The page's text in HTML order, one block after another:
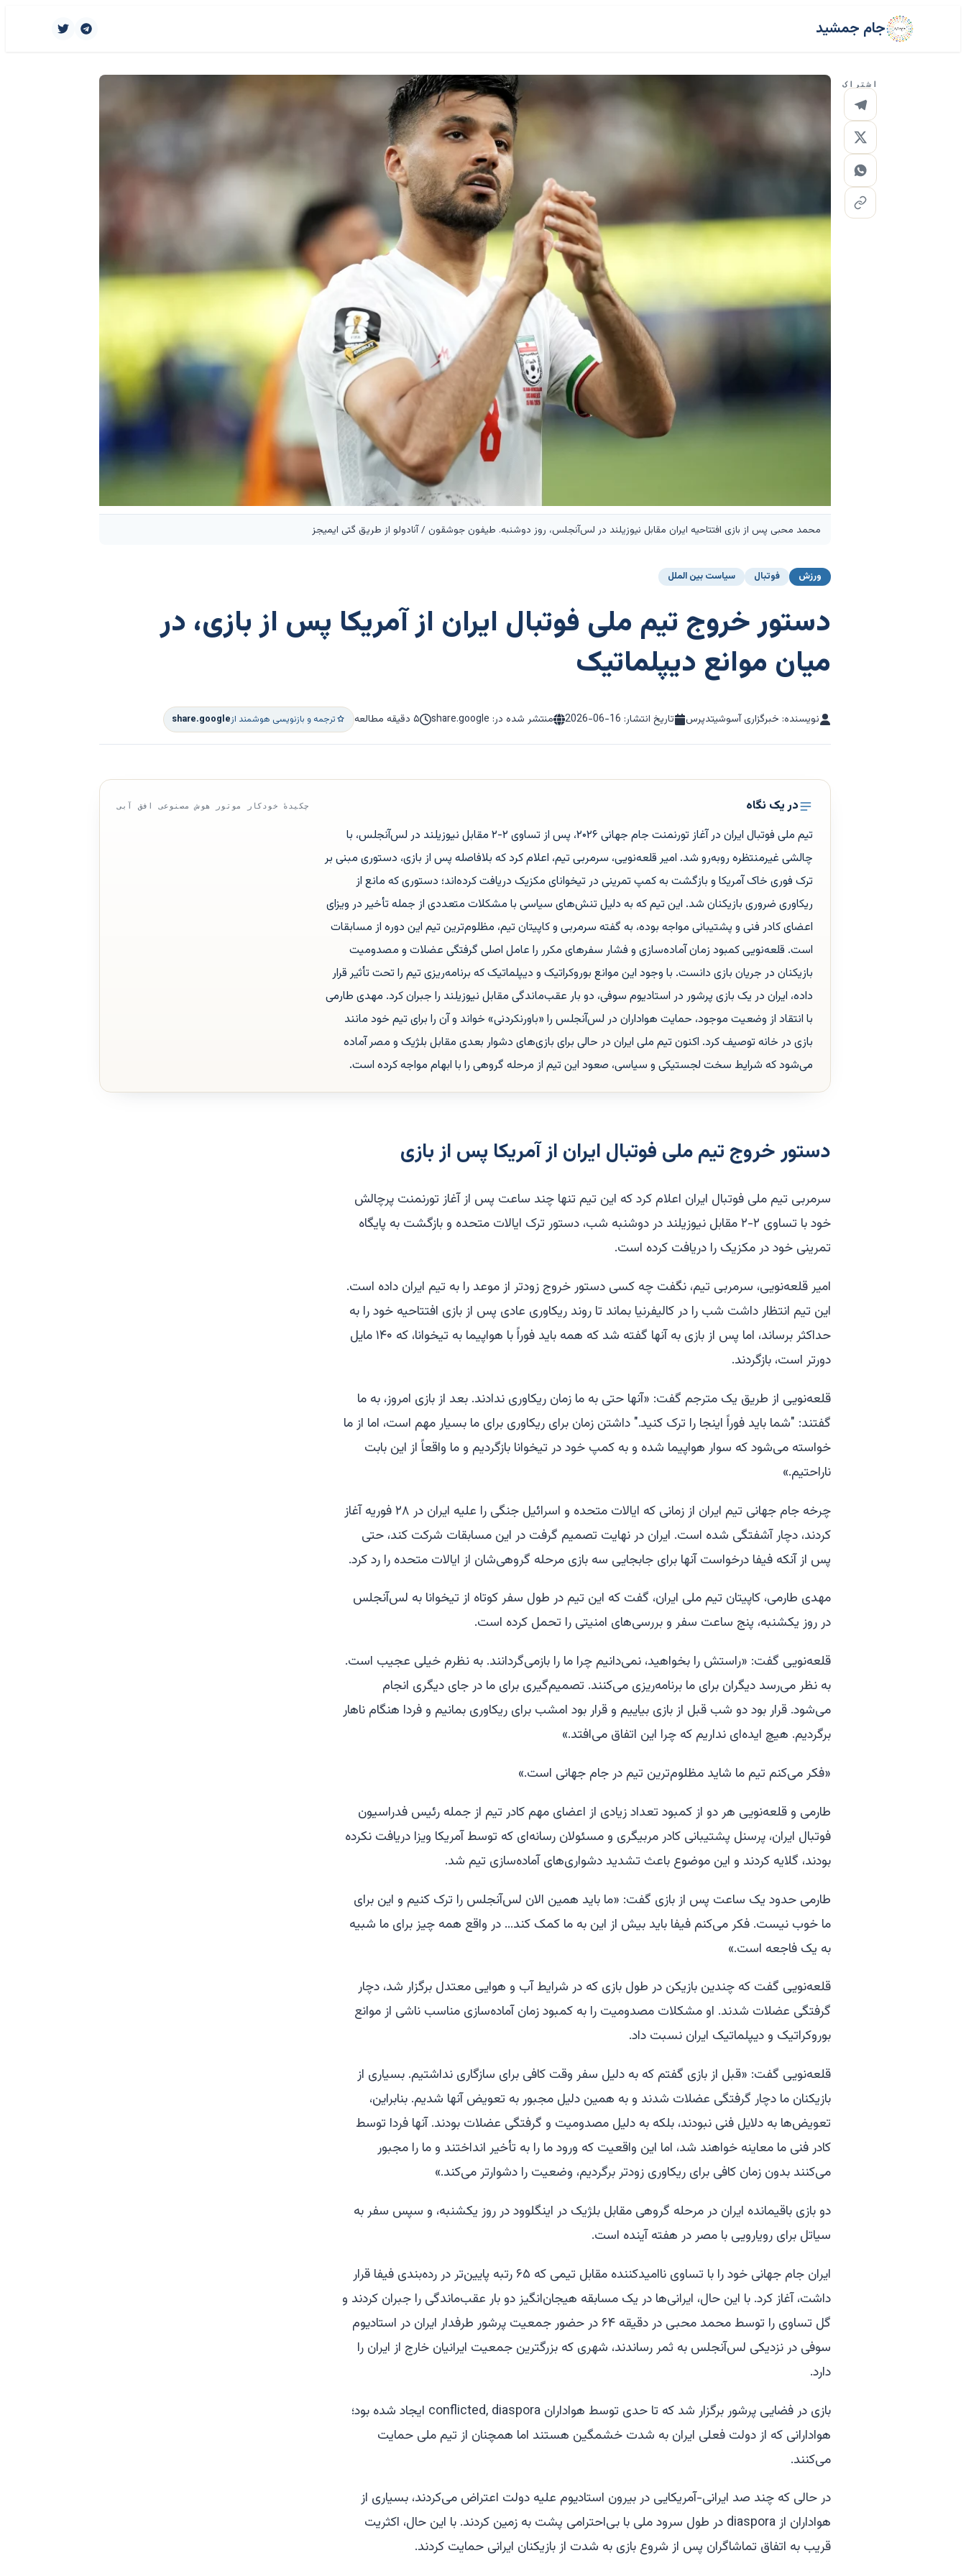
جام جمشید
اشتراک
محمد محبی پس از بازی افتتاحیه ایران مقابل نیوزیلند در لس‌آنجلس، روز دوشنبه. طیفون جوشقون / آنادولو از طریق گتی ایمیجز
ورزش فوتبال سیاست بین الملل
دستور خروج تیم ملی فوتبال ایران از آمریکا پس از بازی، در
میان موانع دیپلماتیک
نویسنده: خبرگزاری آسوشیتدپرس تاریخ انتشار: 2026-06-16 منتشر شده در: share.google ۵ دقیقه مطالعه ترجمه و بازنویسی هوشمند ازshare.google
در یک نگاه چکیدهٔ خودکار موتور هوش مصنوعی افق آبی
تیم ملی فوتبال ایران در آغاز تورنمنت جام جهانی ۲۰۲۶، پس از تساوی ۲-۲ مقابل نیوزیلند در لس‌آنجلس، با
چالشی غیرمنتظره روبه‌رو شد. امیر قلعه‌نویی، سرمربی تیم، اعلام کرد که بلافاصله پس از بازی، دستوری مبنی بر
ترک فوری خاک آمریکا و بازگشت به کمپ تمرینی در تیخوانای مکزیک دریافت کرده‌اند؛ دستوری که مانع از
ریکاوری ضروری بازیکنان شد. این تیم که به دلیل تنش‌های سیاسی با مشکلات متعددی از جمله تأخیر در ویزای
اعضای کادر فنی و پشتیبانی مواجه بوده، به گفته سرمربی و کاپیتان تیم، مظلوم‌ترین تیم این دوره از مسابقات
است. قلعه‌نویی کمبود زمان آماده‌سازی و فشار سفرهای مکرر را عامل اصلی گرفتگی عضلات و مصدومیت
بازیکنان در جریان بازی دانست. با وجود این موانع بوروکراتیک و دیپلماتیک که برنامه‌ریزی تیم را تحت تأثیر قرار
داده، ایران در یک بازی پرشور در استادیوم سوفی، دو بار عقب‌ماندگی مقابل نیوزیلند را جبران کرد. مهدی طارمی
با انتقاد از وضعیت موجود، حمایت هواداران در لس‌آنجلس را «باورنکردنی» خواند و آن را برای تیم خود مانند
بازی در خانه توصیف کرد. اکنون تیم ملی ایران در حالی برای بازی‌های دشوار بعدی مقابل بلژیک و مصر آماده
می‌شود که شرایط سخت لجستیکی و سیاسی، صعود این تیم از مرحله گروهی را با ابهام مواجه کرده است.
دستور خروج تیم ملی فوتبال ایران از آمریکا پس از بازی
سرمربی تیم ملی فوتبال ایران اعلام کرد که این تیم تنها چند ساعت پس از آغاز تورنمنت پرچالش
خود با تساوی ۲-۲ مقابل نیوزیلند در دوشنبه شب، دستور ترک ایالات متحده و بازگشت به پایگاه
تمرینی خود در مکزیک را دریافت کرده است.
امیر قلعه‌نویی، سرمربی تیم، نگفت چه کسی دستور خروج زودتر از موعد را به تیم ایران داده است.
این تیم انتظار داشت شب را در کالیفرنیا بماند تا روند ریکاوری عادی پس از بازی افتتاحیه خود را به
حداکثر برساند، اما پس از بازی به آنها گفته شد که همه باید فوراً با هواپیما به تیخوانا، که ۱۴۰ مایل
دورتر است، بازگردند.
قلعه‌نویی از طریق یک مترجم گفت: «آنها حتی به ما زمان ریکاوری ندادند. بعد از بازی امروز، به ما
گفتند: "شما باید فوراً اینجا را ترک کنید." داشتن زمان برای ریکاوری برای ما بسیار مهم است، اما از ما
خواسته می‌شود که سوار هواپیما شده و به کمپ خود در تیخوانا بازگردیم و ما واقعاً از این بابت
ناراحتیم.»
چرخه جام جهانی تیم ایران از زمانی که ایالات متحده و اسرائیل جنگی را علیه ایران در ۲۸ فوریه آغاز
کردند، دچار آشفتگی شده است. ایران در نهایت تصمیم گرفت در این مسابقات شرکت کند، حتی
پس از آنکه فیفا درخواست آنها برای جابجایی سه بازی مرحله گروهی‌شان از ایالات متحده را رد کرد.
مهدی طارمی، کاپیتان تیم ملی ایران، گفت که این تیم در طول سفر کوتاه از تیخوانا به لس‌آنجلس
در روز یکشنبه، پنج ساعت سفر و بررسی‌های امنیتی را تحمل کرده است.
قلعه‌نویی گفت: «راستش را بخواهید، نمی‌دانیم چرا ما را بازمی‌گردانند. به نظرم خیلی عجیب است.
به نظر می‌رسد دیگران برای ما برنامه‌ریزی می‌کنند. تصمیم‌گیری برای ما در جای دیگری انجام
می‌شود. قرار بود دو شب قبل از بازی بیاییم و قرار بود امشب برای ریکاوری بمانیم و فردا هنگام ناهار
برگردیم. هیچ ایده‌ای نداریم که چرا این اتفاق می‌افتد.»
«فکر می‌کنم تیم ما شاید مظلوم‌ترین تیم در جام جهانی است.»
طارمی و قلعه‌نویی هر دو از کمبود تعداد زیادی از اعضای مهم کادر تیم از جمله رئیس فدراسیون
فوتبال ایران، پرسنل پشتیبانی کادر مربیگری و مسئولان رسانه‌ای که توسط آمریکا ویزا دریافت نکرده
بودند، گلایه کردند و این موضوع باعث تشدید دشواری‌های آماده‌سازی تیم شد.
طارمی حدود یک ساعت پس از بازی گفت: «ما باید همین الان لس‌آنجلس را ترک کنیم و این برای
ما خوب نیست. فکر می‌کنم فیفا باید بیش از این به ما کمک کند... در واقع همه چیز برای ما شبیه
به یک فاجعه است.»
قلعه‌نویی گفت که چندین بازیکن در طول بازی که در شرایط آب و هوایی معتدل برگزار شد، دچار
گرفتگی عضلات شدند. او مشکلات مصدومیت را به کمبود زمان آماده‌سازی مناسب ناشی از موانع
بوروکراتیک و دیپلماتیک ایران نسبت داد.
قلعه‌نویی گفت: «قبل از بازی گفتم که به دلیل سفر وقت کافی برای سازگاری نداشتیم. بسیاری از
بازیکنان ما دچار گرفتگی عضلات شدند و به همین دلیل مجبور به تعویض آنها شدیم. بنابراین،
تعویض‌ها به دلایل فنی نبودند، بلکه به دلیل مصدومیت و گرفتگی عضلات بودند. آنها فردا توسط
کادر فنی ما معاینه خواهند شد، اما این واقعیت که ورود ما را به تأخیر انداختند و ما را مجبور
می‌کنند بدون زمان کافی برای ریکاوری زودتر برگردیم، وضعیت را دشوارتر می‌کند.»
دو بازی باقیمانده ایران در مرحله گروهی مقابل بلژیک در اینگلوود در روز یکشنبه، و سپس سفر به
سیاتل برای رویارویی با مصر در هفته آینده است.
ایران جام جهانی خود را با تساوی ناامیدکننده مقابل تیمی که ۶۵ رتبه پایین‌تر در رده‌بندی فیفا قرار
داشت، آغاز کرد. با این حال، ایرانی‌ها در یک مسابقه هیجان‌انگیز دو بار عقب‌ماندگی را جبران کردند و
گل تساوی را توسط محمد محبی در دقیقه ۶۴ در حضور جمعیت پرشور طرفدار ایران در استادیوم
سوفی در نزدیکی لس‌آنجلس به ثمر رساندند، شهری که بزرگترین جمعیت ایرانیان خارج از ایران را
دارد.
بازی در فضایی پرشور برگزار شد که تا حدی توسط هواداران conflicted, diaspora ایجاد شده بود؛
هوادارانی که از دولت فعلی ایران به شدت خشمگین هستند اما همچنان از تیم ملی حمایت
می‌کنند.
در حالی که چند صد ایرانی-آمریکایی در بیرون استادیوم علیه دولت اعتراض می‌کردند، بسیاری از
هواداران از diaspora در طول سرود ملی با بی‌احترامی پشت به زمین کردند. با این حال، اکثریت
قریب به اتفاق تماشاگران پس از شروع بازی به شدت از بازیکنان ایرانی حمایت کردند.